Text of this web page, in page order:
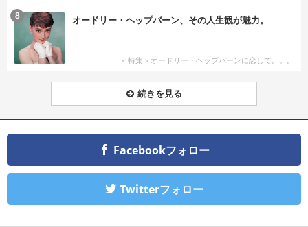
オードリー・ヘップバーン、その人生観が魅力。
＜特集＞オードリー・ヘップバーンに恋して。。。
8
続きを見る
Facebookフォロー
Twitterフォロー